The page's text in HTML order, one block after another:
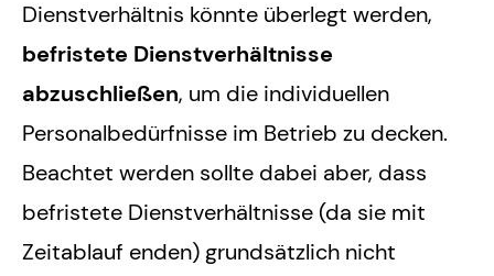
Dienstverhältnis könnte überlegt werden,
befristete Dienstverhältnisse
abzuschließen, um die individuellen
Personalbedürfnisse im Betrieb zu decken.
Beachtet werden sollte dabei aber, dass
befristete Dienstverhältnisse (da sie mit
Zeitablauf enden) grundsätzlich nicht